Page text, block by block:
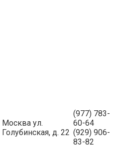
Москва ул.
Голубинская, д. 22
(977) 783-
60-64
(929) 906-
83-82